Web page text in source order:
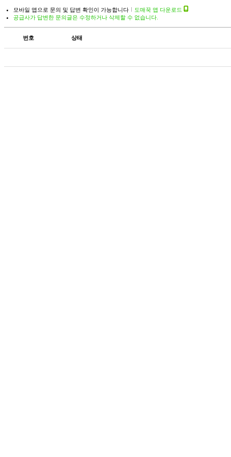
모바일 앱으로 문의 및 답변 확인이 가능합니다
도매꾹 앱 다운로드
공급사가 답변한 문의글은 수정하거나 삭제할 수 없습니다.
번호 상태